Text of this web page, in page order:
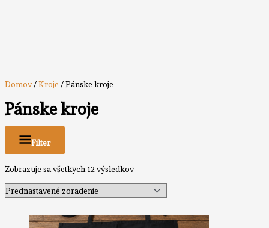
Domov/Kroje / Pánske kroje
Pánske kroje
Filter
Zobrazuje sa všetkych 12 výsledkov